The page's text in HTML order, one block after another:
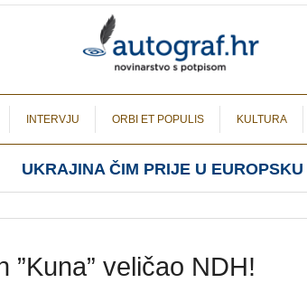
INTERVJU ORBI ET POPULIS KULTURA
UKRAJINA ČIM PRIJE U
veličao NDH!